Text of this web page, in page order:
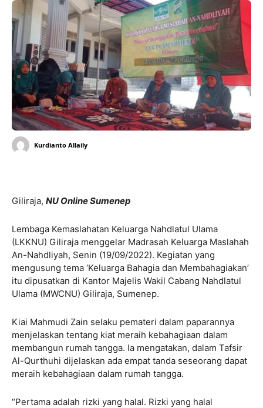
Kurdianto Allaily
Giliraja, NU Online Sumenep
Lembaga Kemaslahatan Keluarga Nahdlatul Ulama
(LKKNU) Giliraja menggelar Madrasah Keluarga Maslahah
An-Nahdliyah, Senin (19/09/2022). Kegiatan yang
mengusung tema ‘Keluarga Bahagia dan Membahagiakan’
itu dipusatkan di Kantor Majelis Wakil Cabang Nahdlatul
Ulama (MWCNU) Giliraja, Sumenep.
Kiai Mahmudi Zain selaku pemateri dalam paparannya
menjelaskan tentang kiat meraih kebahagiaan dalam
membangun rumah tangga. Ia mengatakan, dalam Tafsir
Al-Qurthuhi dijelaskan ada empat tanda seseorang dapat
meraih kebahagiaan dalam rumah tangga.
“Pertama adalah rizki yang halal. Rizki yang halal